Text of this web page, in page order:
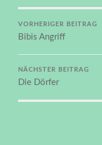
VORHERIGER BEITRAG
Bibis Angriff
NÄCHSTER BEITRAG
Die Dörfer